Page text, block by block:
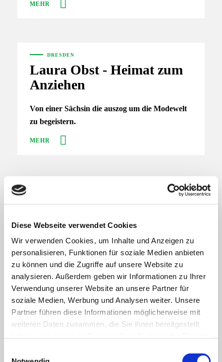
Diese Webseite verwendet Cookies
Wir verwenden Cookies, um Inhalte und Anzeigen zu
personalisieren, Funktionen für soziale Medien anbieten
zu können und die Zugriffe auf unsere Website zu
analysieren. Außerdem geben wir Informationen zu Ihrer
Verwendung unserer Website an unsere Partner für
soziale Medien, Werbung und Analysen weiter. Unsere
Partner führen diese Informationen möglicherweise mit
weiteren Daten zusammen, die Sie ihnen bereitgestellt
Cookies, wenn Sie unsere Webseite weiterhin nutzen.
MEHR
DRESDEN
Laura Obst - Heimat zum
Anziehen
Von einer Sächsin die auszog um die Modewelt
zu begeistern.
MEHR
Bewahrer des sorbischen
Kulturerbes
Jan Lorenz vereint sorbische Motive mit Street
Style. Das hat es so bisher noch nie gegeben.
MEHR
REGION ERZGEBIRGE
Von Schneeberg ins
Modeatelier